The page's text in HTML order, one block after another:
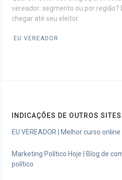
vereador: segmento ou por região?
chegar até seu eleitor.
EU VEREADOR
INDICAÇÕES DE OUTROS
EU VEREADOR | Melhor curso
Marketing Político Hoje | Blog de
político